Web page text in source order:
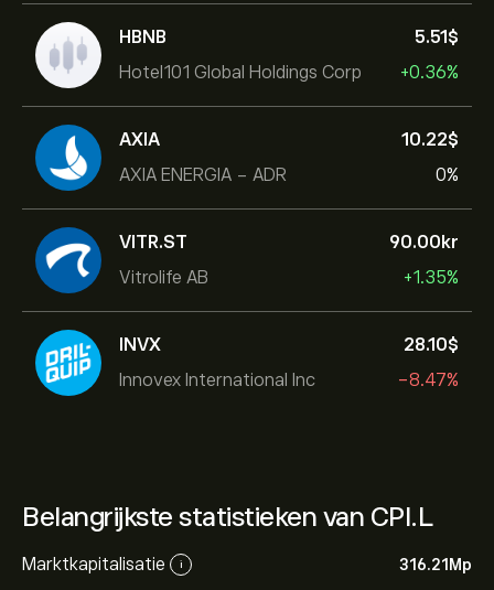
HBNB
Hotel101 Global Holdings Corp
5.51‎$‎
+0.36%
AXIA
AXIA ENERGIA - ADR
10.22‎$‎
0%
VITR.ST
Vitrolife AB
90.00‎kr‎
+1.35%
INVX
Innovex International Inc
28.10‎$‎
-8.47%
Belangrijkste statistieken van CPI.L
Marktkapitalisatie i 316.21M‎p‎